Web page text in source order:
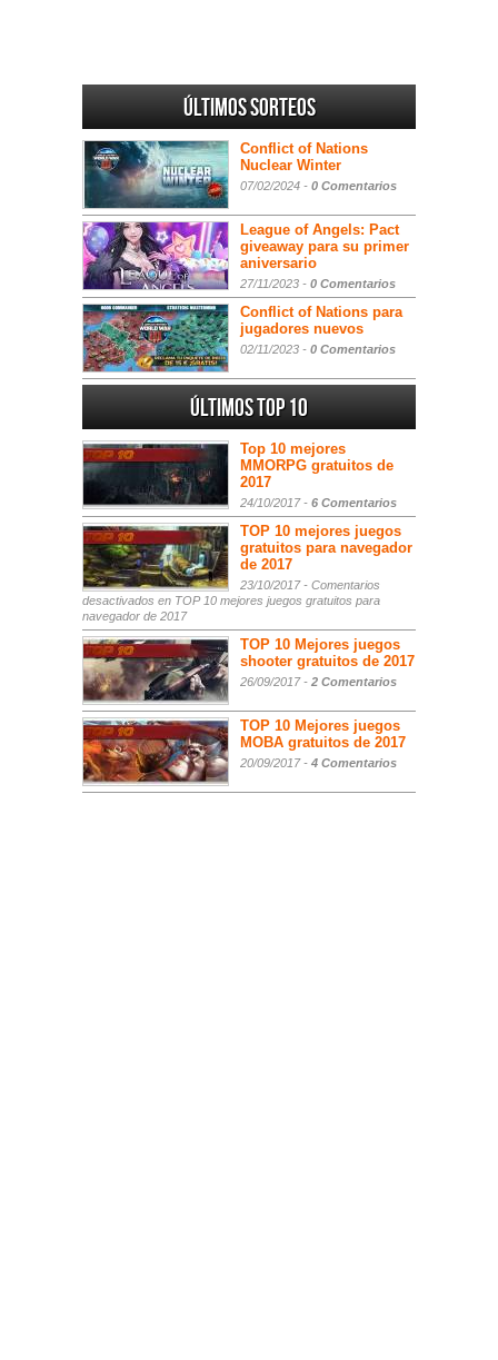
Últimos sorteos
Conflict of Nations
Nuclear Winter
07/02/2024 - 0 Comentarios
League of Angels: Pact
giveaway para su primer
aniversario
27/11/2023 - 0 Comentarios
Conflict of Nations para
jugadores nuevos
02/11/2023 - 0 Comentarios
Últimos Top 10
Top 10 mejores
MMORPG gratuitos de
2017
24/10/2017 - 6 Comentarios
TOP 10 mejores juegos
gratuitos para navegador
de 2017
23/10/2017 - Comentarios
desactivados en TOP 10 mejores juegos gratuitos para
navegador de 2017
TOP 10 Mejores juegos
shooter gratuitos de 2017
26/09/2017 - 2 Comentarios
TOP 10 Mejores juegos
MOBA gratuitos de 2017
20/09/2017 - 4 Comentarios